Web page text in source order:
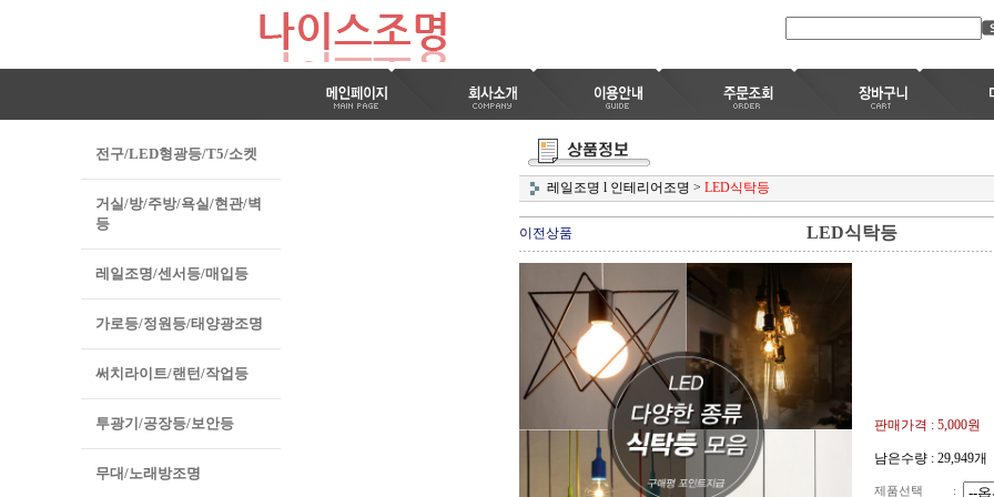
전구/LED형광등/T5/소켓
거실/방/주방/욕실/현관/벽
등
레일조명/센서등/매입등
가로등/정원등/태양광조명
써치라이트/랜턴/작업등
투광기/공장등/보안등
무대/노래방조명
레일조명 l 인테리어조명 > LED식탁등
이전상품 LED식탁등
판매가격 : 5,000원
남은수량 : 29,949개
제품선택 :